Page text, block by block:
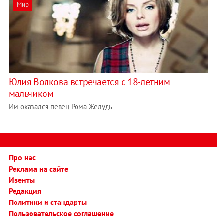
Мир
Юлия Волкова встречается с 18-летним
мальчиком
Им оказался певец Рома Желудь
Про нас
Реклама на сайте
Ивенты
Редакция
Политики и стандарты
Пользовательское соглашение